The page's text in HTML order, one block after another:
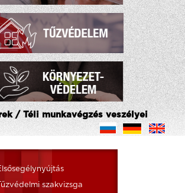
/ Téli munkavégzés veszélyei
szakvizsga